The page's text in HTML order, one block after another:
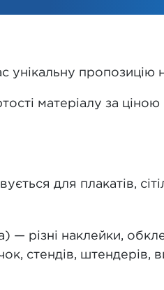
пропозицію
матеріалу за ціною
для плакатів,
— різні наклейки,
стендів, штендерів,